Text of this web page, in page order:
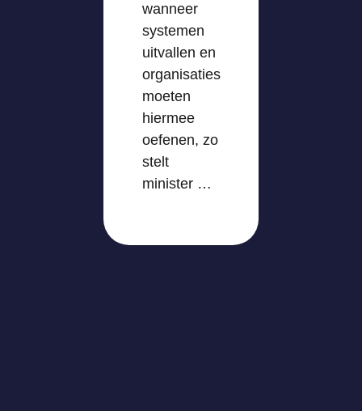
wanneer
systemen
uitvallen en
organisaties
moeten
hiermee
oefenen, zo
stelt
minister …